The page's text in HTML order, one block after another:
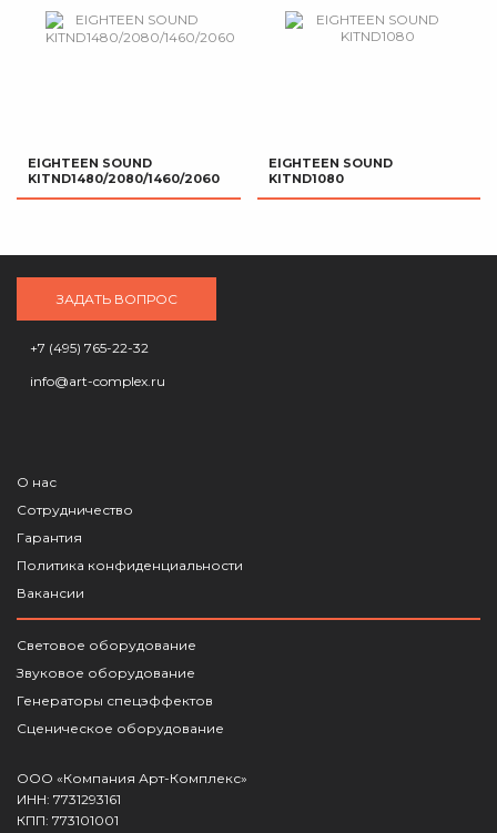
EIGHTEEN SOUND
KITND1480/2080/1460/2060
EIGHTEEN SOUND
KITND1080
ЗАДАТЬ ВОПРОС
+7 (495) 765-22-32
info@art-complex.ru
О нас
Сотрудничество
Гарантия
Политика конфиденциальности
Вакансии
Световое оборудование
Звуковое оборудование
Генераторы спецэффектов
Сценическое оборудование
ООО «Компания Арт-Комплекс»
ИНН: 7731293161
КПП: 773101001